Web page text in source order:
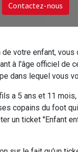
Contactez-nous
votre enfant, vous
à l'âge officiel de
dans lequel vous
a 5 ans et 11
copains du foot
un ticket ''Enfant